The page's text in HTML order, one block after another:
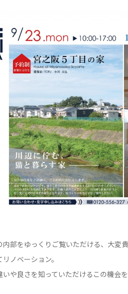
内部をゆっくりご覧いただける、大変
ノベーション。
いや良さを知っていただけるこの機会